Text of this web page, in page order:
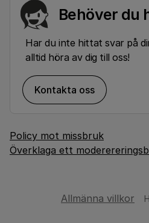
Behöver du
Har du inte hittat svar på
alltid höra av dig till oss!
Kontakta oss
Policy mot missbruk
Överklaga ett
Allmänna villkor